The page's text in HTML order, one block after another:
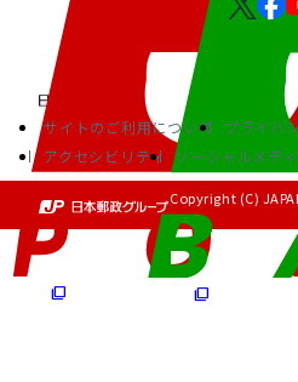
サイトのご利用について
プライバ
アクセシビリティ
ソーシャルメデ
Copyright (C)